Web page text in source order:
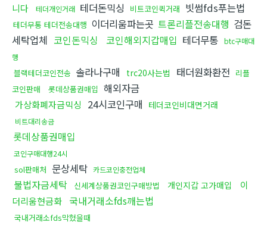
니다
테더개인거래 테더돈믹싱 비트코인퀵거래 빗썸fds푸는법
테더무통 테더전송대행 이더리움파는곳 트론리플전송대행 검돈
세탁업체 코인돈믹싱 코인해외지갑매입 테더무통 btc구매대
행
블랙테더코인전송 솔라나구매 trc20사는법 태더원화환전 리플
코인판매
롯데상품권매입 해외자금
가상화폐자금믹싱 24시코인구매 테더코인비대면거래
비트대리송금
롯데상품권매입
코인구매대행24시
sol판매처 문상세탁 카드코인충전업체
불법자금세탁 신세계상품권코인구매방법 개인지갑 고가매입
이
더리움현금화
국내거래소fds깨는법
국내거래소fds막혔을때